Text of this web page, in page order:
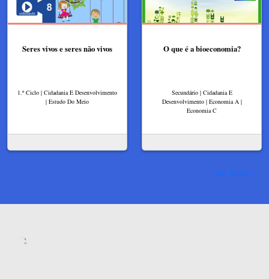
Seres vivos e seres não vivos
1.º Ciclo | Cidadania E Desenvolvimento
| Estudo Do Meio
O que é a bioeconomia?
Secundário | Cidadania E
Desenvolvimento | Economia A |
Economia C
Ver mais